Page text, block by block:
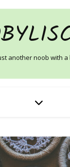
another noob with a